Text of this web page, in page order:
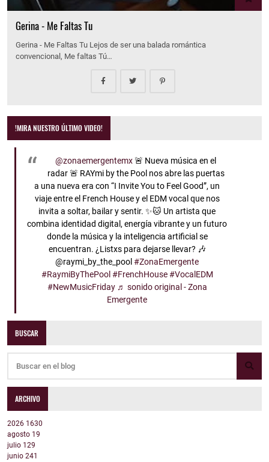
Gerina - Me Faltas Tu
Gerina - Me Faltas Tu Lejos de ser una balada romántica
convencional, Me faltas Tú…
!MIRA NUESTRO ÚLTIMO VIDEO!
@zonaemergentemx🚨 Nueva música en el
radar 🚨 RAYmi by the Pool nos abre las puertas
a una nueva era con “I Invite You to Feel Good”, un
viaje entre el French House y el EDM vocal que nos
invita a soltar, bailar y sentir. ✨🐱 Un artista que
combina identidad digital, energía vibrante y un futuro
donde la música y la inteligencia artificial se
encuentran. ¿Listxs para dejarse llevar? 🎶
@raymi_by_the_pool#ZonaEmergente
#RaymiByThePool #FrenchHouse #VocalEDM
#NewMusicFriday ♬ sonido original - Zona
Emergente
BUSCAR
ARCHIVO
2026 1630
agosto 19
julio 129
junio 241